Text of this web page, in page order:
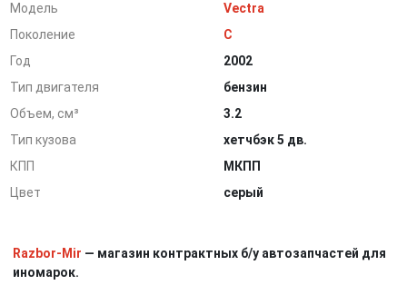
Модель
Vectra
Поколение
C
Год
2002
Тип двигателя
бензин
Объем, см³
3.2
Тип кузова
хетчбэк 5 дв.
КПП
МКПП
Цвет
серый
Razbor-Mir — магазин контрактных б/у автозапчастей для
иномарок.